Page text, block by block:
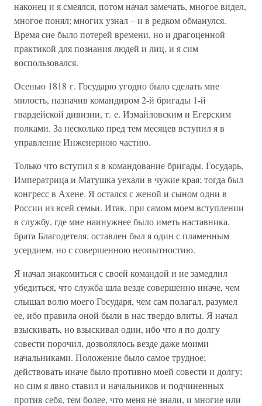
наконец и я смеялся, потом начал замечать, многое видел,
многое понял; многих узнал – и в редком обманулся.
Время сие было потерей времени, но и драгоценной
практикой для познания людей и лиц, и я сим
воспользовался.
Осенью 1818 г. Государю угодно было сделать мне
милость, назначив командиром 2-й бригады 1-й
гвардейской дивизии, т. е. Измайловским и Егерским
полками. За несколько пред тем месяцев вступил я в
управление Инженерною частию.
Только что вступил я в командование бригады. Государь,
Императрица и Матушка уехали в чужие края; тогда был
конгресс в Ахене. Я остался с женой и сыном одни в
России из всей семьи. Итак, при самом моем вступлении
в службу, где мне наинужнее было иметь наставника,
брата Благодетеля, оставлен был я один с пламенным
усердием, но с совершенною неопытностию.
Я начал знакомиться с своей командой и не замедлил
убедиться, что служба шла везде совершенно иначе, чем
слышал волю моего Государя, чем сам полагал, разумел
ее, ибо правила оной были в нас твердо влиты. Я начал
взыскивать, но взыскивал один, ибо что я по долгу
совести порочил, дозволялось везде даже моими
начальниками. Положение было самое трудное;
действовать иначе было противно моей совести и долгу;
но сим я явно ставил и начальников и подчиненных
против себя, тем более, что меня не знали, и многие или